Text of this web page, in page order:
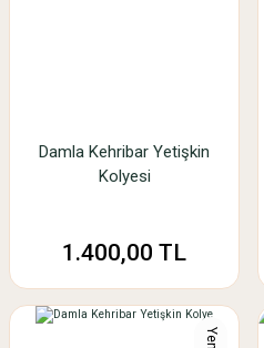
Damla Kehribar Yetişkin
Kolyesi
1.400,00 TL
Yeni